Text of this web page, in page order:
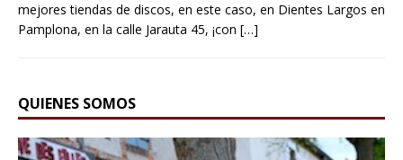
mejores tiendas de discos, en este caso, en Dientes Largos en
Pamplona, en la calle Jarauta 45, ¡con […]
QUIENES SOMOS